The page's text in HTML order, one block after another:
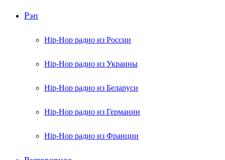
Рэп
Hip-Hop радио из России
Hip-Hop радио из Украины
Hip-Hop радио из Беларуси
Hip-Hop радио из Германии
Hip-Hop радио из Франции